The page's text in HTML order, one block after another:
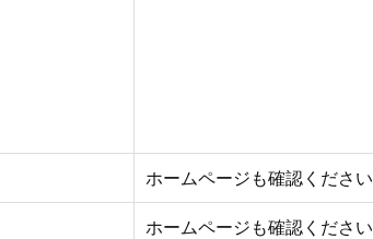
ホームページも確認ください
ホームページも確認ください